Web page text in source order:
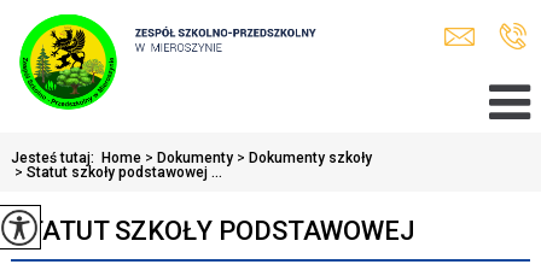
Jesteś tutaj: Home > Dokumenty > Dokumenty szkoły
> Statut szkoły podstawowej ...
STATUT SZKOŁY PODSTAWOWEJ